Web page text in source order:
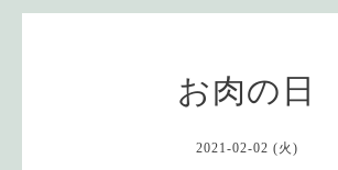
お肉の日
2021-02-02 (火)